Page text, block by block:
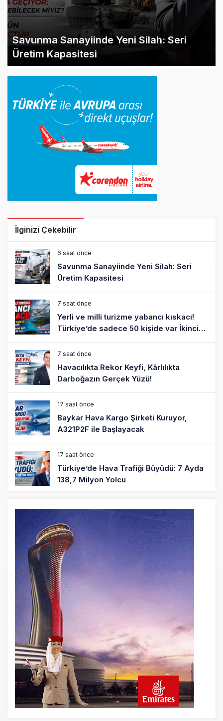
Savunma Sanayiinde Yeni Silah: Seri
Üretim Kapasitesi
İlginizi Çekebilir
6 saat önce
Savunma Sanayiinde Yeni Silah: Seri
Üretim Kapasitesi
7 saat önce
Yerli ve milli turizme yabancı kıskacı!
Türkiye’de sadece 50 kişide var İkinci
7 saat önce
Havacılıkta Rekor Keyfi, Kârlılıkta
Darboğazın Gerçek Yüzü!
17 saat önce
Baykar Hava Kargo Şirketi Kuruyor,
A321P2F ile Başlayacak
17 saat önce
Türkiye’de Hava Trafiği Büyüdü: 7 Ayda
138,7 Milyon Yolcu
Cebu Pacific Uçağı Kalkış Öncesi Pistten
Çıktı, Uçuşlar Durdu